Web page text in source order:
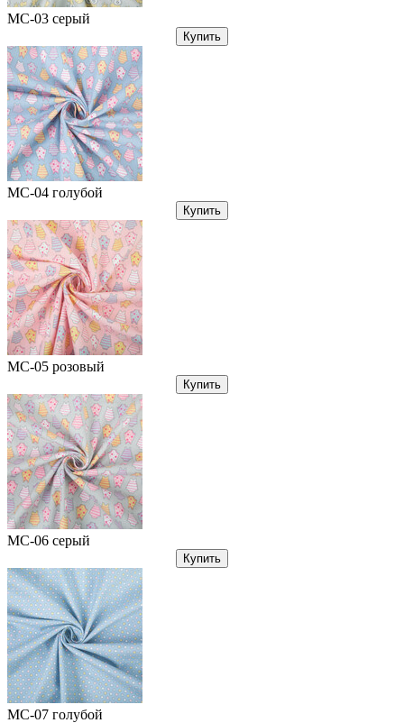
МС-03 серый
Купить
МС-04 голубой
Купить
МС-05 розовый
Купить
МС-06 серый
Купить
МС-07 голубой